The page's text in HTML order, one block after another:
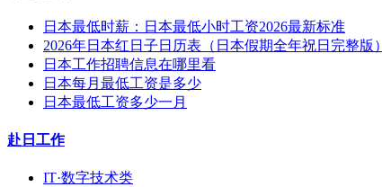
日本最低时薪：日本最低小时工资2026最新标准
2026年日本红日子日历表（日本假期全年祝日完整版）
日本工作招聘信息在哪里看
日本每月最低工资是多少
日本最低工资多少一月
赴日工作
IT·数字技术类